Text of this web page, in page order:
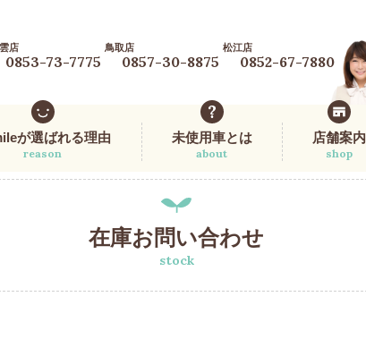
店
0853-73-7775
鳥取店
0857-30-8875
松江店
0852-67-7880
が選ばれる理由
reason
未使用車とは
about
店舗案内
shop
在庫お問い合わせ
stock